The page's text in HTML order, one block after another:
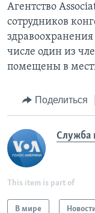
Агентство
сотрудников
числе один из
помещены в
Поделиться
Служба
This item is part of
В мире